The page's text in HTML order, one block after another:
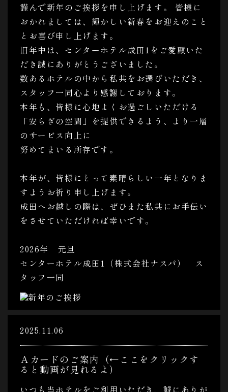
謹んで新年のご挨拶を申し上げます。 皆様に
おかれましては、輝かしい新春をお迎えのこと
とお喜び申し上げます。
旧年中は、センターホテル成田1をご愛顧いた
だき誠にありがとうございました。
数あるホテルの中から私共をお選びいただき、
スタッフ一同心より感謝しております。
本年も、皆様に心地よくお過ごしいただける
「安らぎの空間」を提供できるよう、より一層
のサービス向上に
努めてまいる所存です。
本年が、皆様にとって素晴らしい一年となりま
すようお祈り申し上げます。
成田へお越しの際は、ぜひまた私共にお手伝い
をさせていただければ幸いです。
2026年 元旦
センターホテル成田1（株式会社ナスパ） ス
タッフ一同
2025.11.06
Ａカードのご案内（←ここをクリックす
ると動画が見れるよ）
いつも当ホテルをご利用いただき、誠にありが